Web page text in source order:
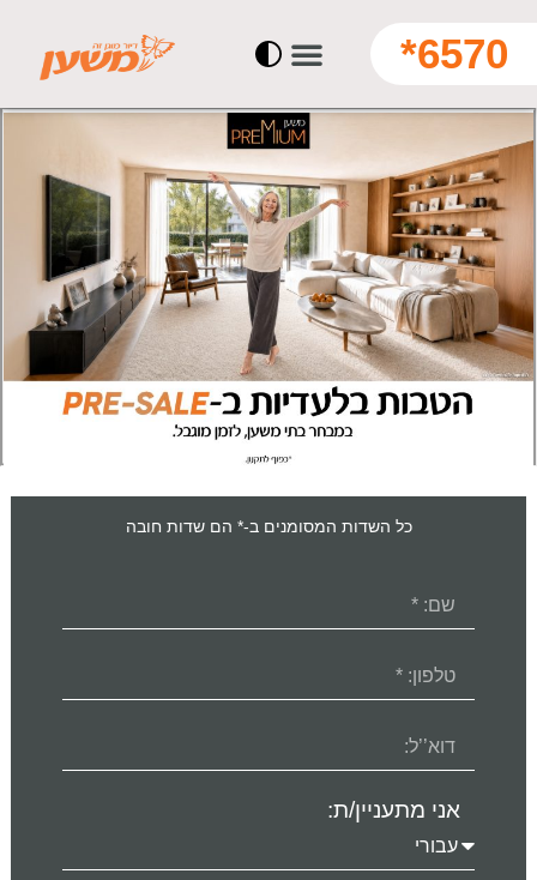
6570*
כל השדות המסומנים ב-* הם שדות חובה
אני מתעניין/ת: